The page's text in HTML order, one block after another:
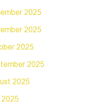
2025
2025
2025
2025
2025
2025